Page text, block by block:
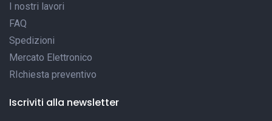
I nostri lavori
FAQ
Spedizioni
Mercato Elettronico
RIchiesta preventivo
Iscriviti alla newsletter